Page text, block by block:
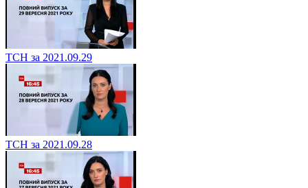
ТСН за 2021.09.29
ТСН за 2021.09.28